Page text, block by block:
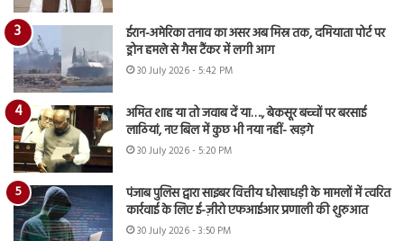
ईरान-अमेरिका तनाव का असर अब मिस्र तक, दमियाता पोर्ट पर
ड्रोन हमले से गैस टैंकर में लगी आग
30 July 2026 - 5:42 PM
अमित शाह या तो जवाब दें या…., बेकसूर बच्चों पर बरसाई
लाठियां, नए बिल में कुछ भी नया नहीं- खड़गे
30 July 2026 - 5:20 PM
पंजाब पुलिस द्वारा साइबर वित्तीय धोखाधड़ी के मामलों में त्वरित
कार्रवाई के लिए ई-ज़ीरो एफआईआर प्रणाली की शुरुआत
30 July 2026 - 3:50 PM